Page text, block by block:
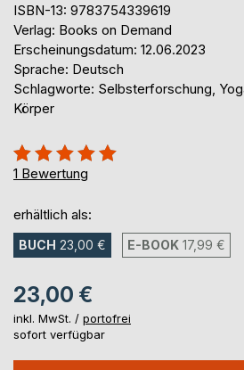
ISBN-13: 9783754339619
Verlag: Books on Demand
Erscheinungsdatum: 12.06.2023
Sprache: Deutsch
Schlagworte: Selbsterforschung,
Körper
Bewertung::
100%
1 Bewertung
erhältlich als:
BUCH 23,00 € E-BOOK 17,99 €
23,00 €
inkl. MwSt. / portofrei
sofort verfügbar